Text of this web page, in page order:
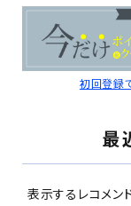
初回登録
最
表示するレコメン